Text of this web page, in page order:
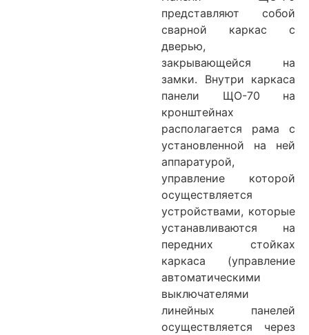
представляют собой
сварной каркас с
дверью,
закрывающейся на
замки. Внутри каркаса
панели ЩО-70 на
кронштейнах
располагается рама с
установленной на ней
аппаратурой,
управление которой
осуществляется
устройствами, которые
устанавливаются на
передних стойках
каркаса (управление
автоматическими
выключателями
линейных панелей
осуществляется через